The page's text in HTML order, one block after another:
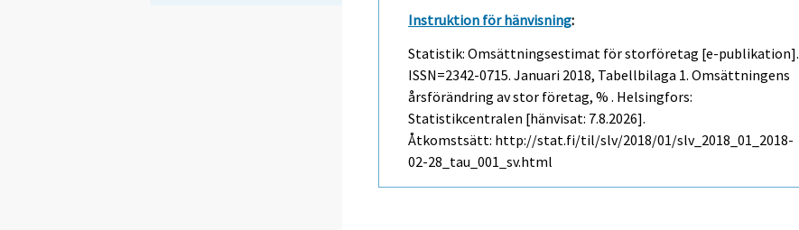
Instruktion för hänvisning:
Statistik: Omsättningsestimat för storföretag [e-publikation].
ISSN=2342-0715.Januari 2018, Tabellbilaga 1. Omsättningens
årsförändring av stor företag, % . Helsingfors:
Statistikcentralen [hänvisat: 7.8.2026].
Åtkomstsätt: http://stat.fi/til/slv/2018/01/slv_2018_01_2018-
02-28_tau_001_sv.html